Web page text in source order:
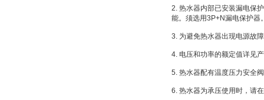
2. 热水器内部已安装漏电保
能。须选用3P+N漏电保护器
3. 为避免热水器出现电源故
4. 电压和功率的额定值详见
5. 热水器配有温度压力安全
6. 热水器为承压使用时，请